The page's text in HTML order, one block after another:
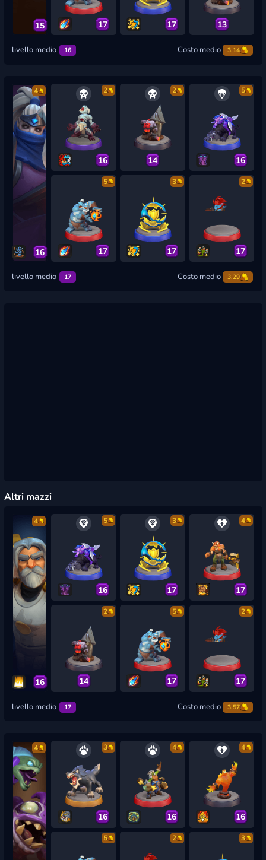
15 17 17 13
livello medio 16 Costo medio 3.14
4
16
2
16
2
14
5
16
5
17
3
17
2
17
livello medio 17 Costo medio 3.29
Altri mazzi
4
16
5
16
3
17
4
17
2
14
5
17
2
17
livello medio 17 Costo medio 3.57
4 3
16
4
16
4
16
5 2 3